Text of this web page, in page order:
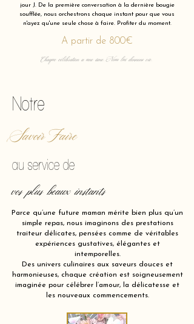
jour J. De la première conversation à la dernière bougie
soufflée, nous orchestrons chaque instant pour que vous
n'ayez qu'une seule chose à faire. Profiter du moment.
A partir de 800€
Chaque célébration a une âme. Nous lui donnons vie.
Notre
Savoir Faire
au service de
vos plus beaux instants
Parce qu’une future maman mérite bien plus qu’un
simple repas, nous imaginons des prestations
traiteur délicates, pensées comme de véritables
expériences gustatives, élégantes et
intemporelles.
Des univers culinaires aux saveurs douces et
harmonieuses, chaque création est soigneusement
imaginée pour célébrer l’amour, la délicatesse et
les nouveaux commencements.